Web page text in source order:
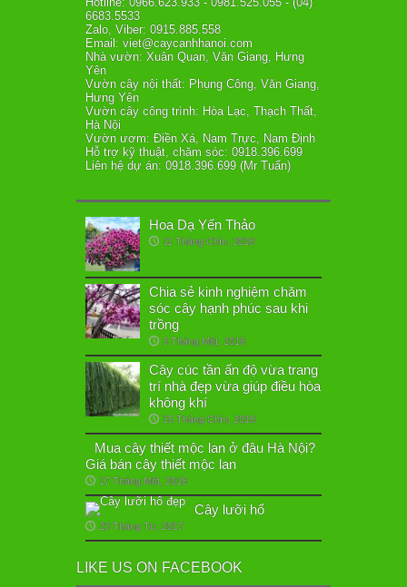
6683.5533
Zalo, Viber: 0915.885.558
Email: viet@caycanhhanoi.com
Nhà vườn: Xuân Quan, Văn Giang, Hưng
Yên
Vườn cây nội thất: Phụng Công, Văn Giang,
Hưng Yên
Vườn cây công trình: Hòa Lạc, Thạch Thất,
Hà Nội
Vườn ươm: Điền Xá, Nam Trực, Nam Định
Hỗ trợ kỹ thuật, chăm sóc: 0918.396.699
Liên hệ dự án: 0918.396.699 (Mr Tuấn)
Hoa Dạ Yến Thảo
11 Tháng Chín, 2018
Chia sẻ kinh nghiệm chăm
sóc cây hạnh phúc sau khi
trồng
3 Tháng Một, 2018
Cây cúc tần ấn độ vừa trang
trí nhà đẹp vừa giúp điều hòa
không khí
15 Tháng Chín, 2018
Mua cây thiết mộc lan ở đâu Hà Nội?
Giá bán cây thiết mộc lan
17 Tháng Một, 2018
Cây lưỡi hổ
23 Tháng Tư, 2017
LIKE US ON FACEBOOK